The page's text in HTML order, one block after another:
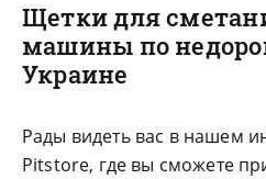
Щетки для
машины по
Украине
Рады видеть вас в нашем
Pitstore, где вы сможете